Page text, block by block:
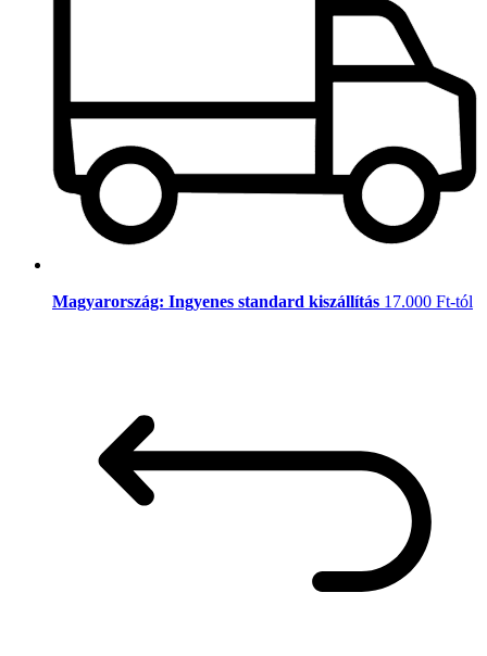
Magyarország: Ingyenes standard kiszállítás 17.000 Ft-tól